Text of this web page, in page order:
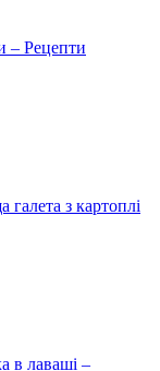
– Рецепти
з картоплі
в лаваші –